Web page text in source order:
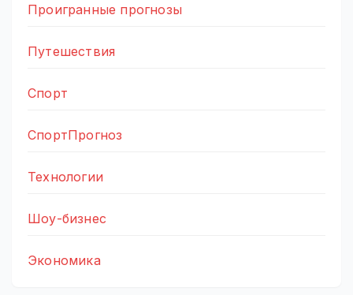
Проигранные прогнозы
Путешествия
Спорт
СпортПрогноз
Технологии
Шоу-бизнес
Экономика